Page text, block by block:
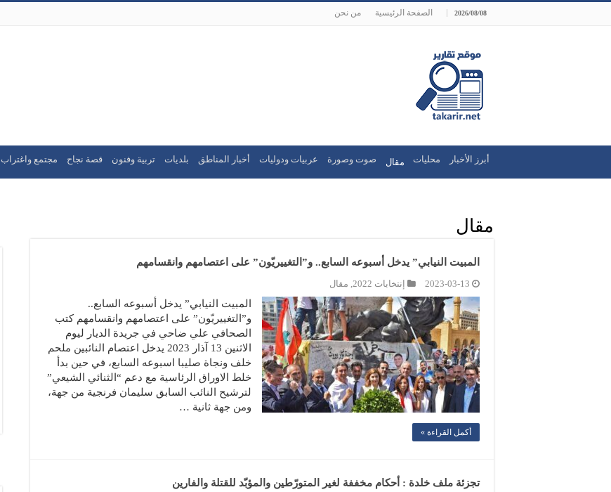
2026/08/08 الصفحة الرئيسية من نحن
أبرز الأخبار محليات مقال صوت وصورة عربيات ودوليات أخبار المناطق بلديات تربية وفنون قصة نجاح مجتمع واغتراب
مقال
المبيت النيابي” يدخل أسبوعه السابع.. و”التغييريّون” على اعتصامهم وانقسامهم
2023-03-13 إنتخابات 2022 , مقال
المبيت النيابي” يدخل أسبوعه السابع..
و”التغييريّون” على اعتصامهم وانقسامهم كتب
الصحافي علي ضاحي في جريدة الديار ليوم
الاثنين 13 آذار 2023 يدخل اعتصام النائبين ملحم
خلف ونجاة صليبا اسبوعه السابع، في حين بدأ
خلط الاوراق الرئاسية مع دعم “الثنائي الشيعي”
لترشيح النائب السابق سليمان فرنجية من جهة،
ومن جهة ثانية …
أكمل القراءة »
تجزئة ملف خلدة : أحكام مخففة لغير المتورّطين والمؤبّد للقتلة والفارين